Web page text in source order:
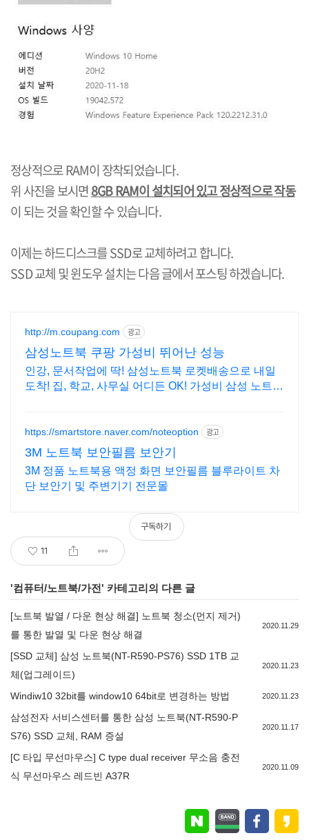
정상적으로 RAM이 장착되었습니다.
위 사진을 보시면8GB RAM이 설치되어 있고 정상적으로 작동
이 되는 것을 확인할 수 있습니다.
이제는 하드디스크를 SSD로 교체하려고 합니다.
SSD 교체 및 윈도우 설치는 다음 글에서 포스팅 하겠습니다.
http://m.coupang.com 광고
삼성노트북 쿠팡 가성비 뛰어난 성능
인강, 문서작업에 딱! 삼성노트북 로켓배송으로 내일
도착! 집, 학교, 사무실 어디든 OK! 가성비 삼성 노트북
https://smartstore.naver.com/noteoption 광고
3M 노트북 보안필름 보안기
3M 정품 노트북용 액정 화면 보안필름 블루라이트 차
단 보안기 및 주변기기 전문몰
11
구독하기
'컴퓨터/노트북/가전' 카테고리의 다른 글
[노트북 발열 / 다운 현상 해결] 노트북 청소(먼지 제거)
를 통한 발열 및 다운 현상 해결
2020.11.29
[SSD 교체] 삼성 노트북(NT-R590-PS76) SSD 1TB 교
체(업그레이드)
2020.11.23
Windiw10 32bit를 window10 64bit로 변경하는 방법 2020.11.23
삼성전자 서비스센터를 통한 삼성 노트북(NT-R590-P
S76) SSD 교체, RAM 증설
2020.11.17
[C 타입 무선마우스] C type dual receiver 무소음 충전
식 무선마우스 레드빈 A37R
2020.11.09